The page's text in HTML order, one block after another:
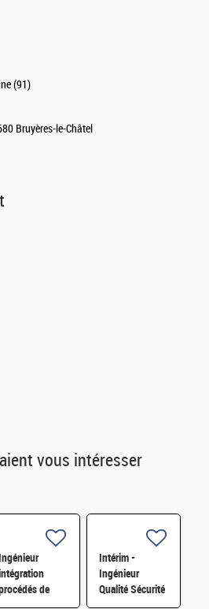
(91)
Bruyères-le-Châtel
vous intéresser
de
de
Intérim -
Ingénieur
Qualité Sécurité
Environnement